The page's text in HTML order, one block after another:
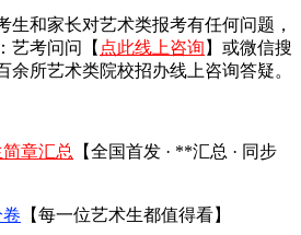
生和家长对艺术类报考有任何问题，
艺考问问【 点此线上咨询 】或微信搜
余所艺术类院校招办线上咨询答疑。
章汇总
【全国首发 · **汇总 · 同步
【每一位艺术生都值得看】